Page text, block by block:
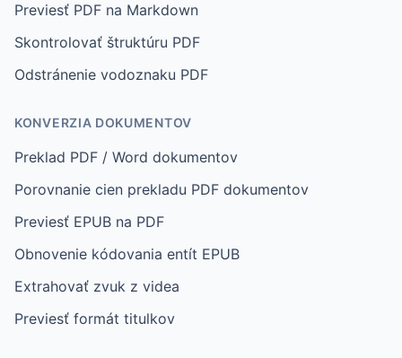
Previesť PDF na Markdown
Skontrolovať štruktúru PDF
Odstránenie vodoznaku PDF
KONVERZIA DOKUMENTOV
Preklad PDF / Word dokumentov
Porovnanie cien prekladu PDF dokumentov
Previesť EPUB na PDF
Obnovenie kódovania entít EPUB
Extrahovať zvuk z videa
Previesť formát titulkov